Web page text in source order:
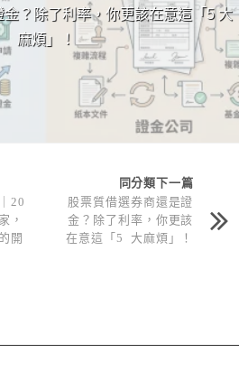
？除了利率，你更該在意這「5 大
麻煩」！
20
，
開
同分類下一篇
股票質借選券商還是證
金？除了利率，你更該
在意這「5 大麻煩」！